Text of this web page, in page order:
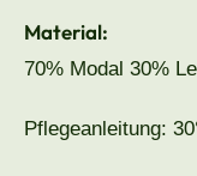
Material:
70% Modal 30%
Pflegeanleitung: